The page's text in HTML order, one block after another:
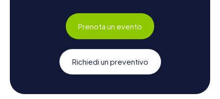
Prenota un evento
Richiedi un preventivo